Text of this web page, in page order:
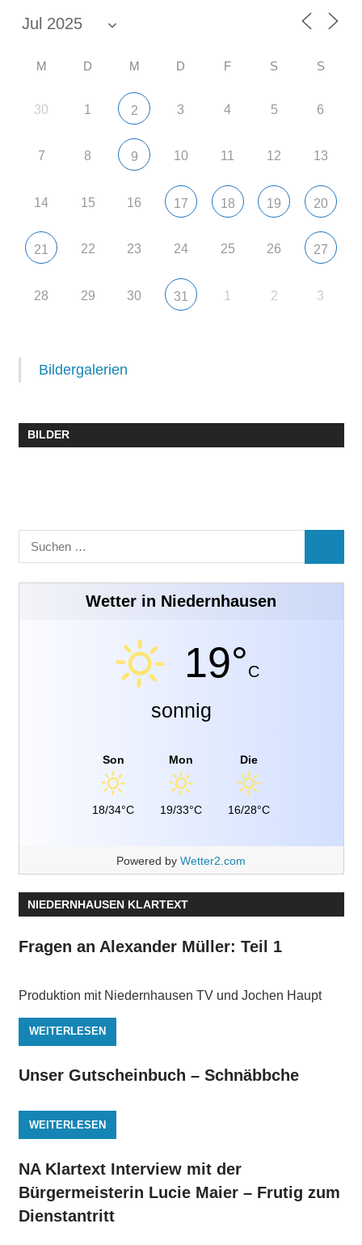
M D M D F S S
30 1 2 3 4 5 6
7 8 9 10 11 12 13
14 15 16 17 18 19 20
21 22 23 24 25 26 27
28 29 30 31 1 2 3
Bildergalerien
BILDER
Suchen
nach:
Wetter in Niedernhausen
19°C
sonnig
Son
18/34°C
Mon
19/33°C
Die
16/28°C
Powered by Wetter2.com
NIEDERNHAUSEN KLARTEXT
Fragen an Alexander Müller: Teil 1
Produktion mit Niedernhausen TV und Jochen Haupt
WEITERLESEN
Unser Gutscheinbuch – Schnäbbche
WEITERLESEN
NA Klartext Interview mit der
Bürgermeisterin Lucie Maier – Frutig zum
Dienstantritt